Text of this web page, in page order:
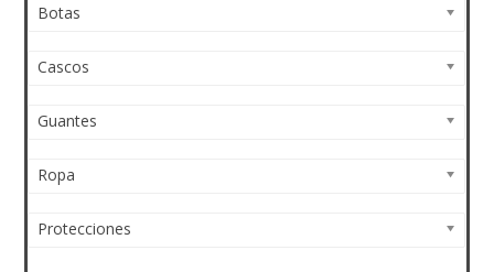
Botas
Cascos
Guantes
Ropa
Protecciones